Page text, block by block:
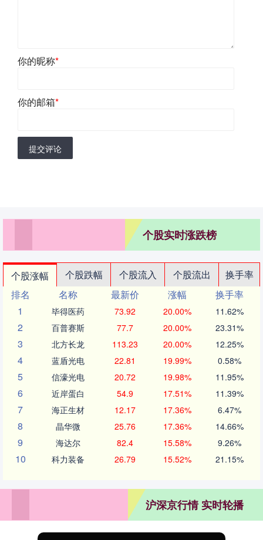
你的昵称*
你的邮箱*
提交评论
个股实时涨跌榜
个股涨幅 个股跌幅 个股流入 个股流出
换手率
排名
名称 最新价 涨幅
换手率
1
毕得医药 73.92 20.00% 11.62%
2 百普赛斯 77.7 20.00% 23.31%
3 北方长龙 113.23 20.00% 12.25%
4 蓝盾光电 22.81 19.99% 0.58%
5 信濠光电 20.72 19.98% 11.95%
6 近岸蛋白 54.9 17.51% 11.39%
7 海正生材 12.17 17.36% 6.47%
8 晶华微 25.76 17.36% 14.66%
9 海达尔 82.4 15.58% 9.26%
10 科力装备 26.79 15.52% 21.15%
沪深京行情 实时轮播